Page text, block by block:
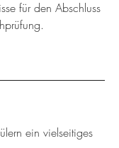
für den Abschluss
ein vielseitiges